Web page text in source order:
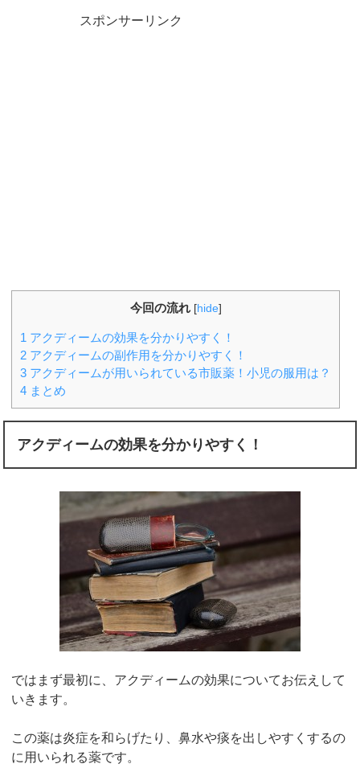
スポンサーリンク
今回の流れ [hide]
1 アクディームの効果を分かりやすく！
2 アクディームの副作用を分かりやすく！
3 アクディームが用いられている市販薬！小児の服用は？
4 まとめ
アクディームの効果を分かりやすく！
ではまず最初に、アクディームの効果についてお伝えして
いきます。
この薬は炎症を和らげたり、鼻水や痰を出しやすくするの
に用いられる薬です。